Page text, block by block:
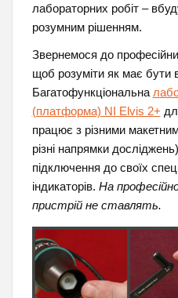
лабораторних робіт –
розумним рішенням.
Звернемося до
щоб розуміти як має бути в
Багатофункціональна
(платформа) NI Elvis 2+
працює з різними
різні напрямки
підключення до своїх
індикаторів. На
пристрій не ставлять.